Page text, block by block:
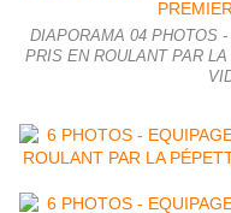
DIAPORAMA 04 PHOTOS
PRIS EN ROULANT PAR